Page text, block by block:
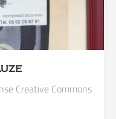
Creative Commons